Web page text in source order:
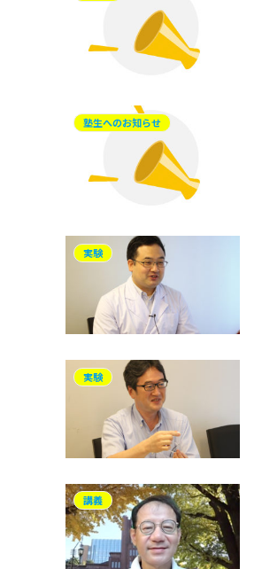
塾生へのお知らせ
実験
実験
講義